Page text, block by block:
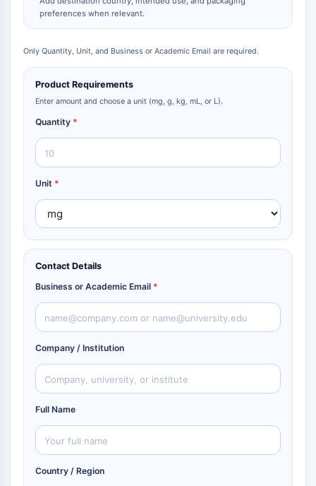
preferences when relevant.
Only Quantity, Unit, and Business or Academic Email are required.
Product Requirements
Enter amount and choose a unit (mg, g, kg, mL, or L).
Quantity *
Unit *
Contact Details
Business or Academic Email *
Company / Institution
Full Name
Country / Region